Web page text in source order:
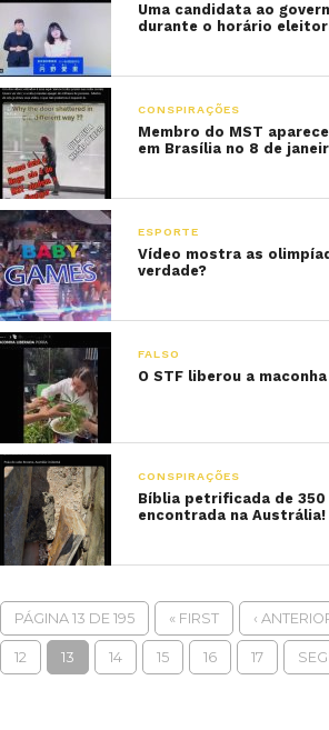
Uma candidata ao
durante o horário
CONSPIRAÇÕES
Membro do MST
em Brasília no 8 de
ESPORTE
Vídeo mostra as
verdade?
FALSO
O STF liberou a
CONSPIRAÇÕES
Bíblia petrificada de 350
encontrada na Austrália!
PÁGINA 13 DE 195 « FIRST ‹
12 13 14 15 16 17